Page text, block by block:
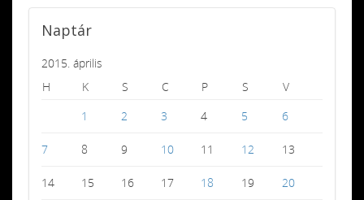
Naptár
2015. április
H
K S C P S
V
1
2 3 4 5 6
7 8 9 10 11 12 13
14 15 16 17 18 19 20